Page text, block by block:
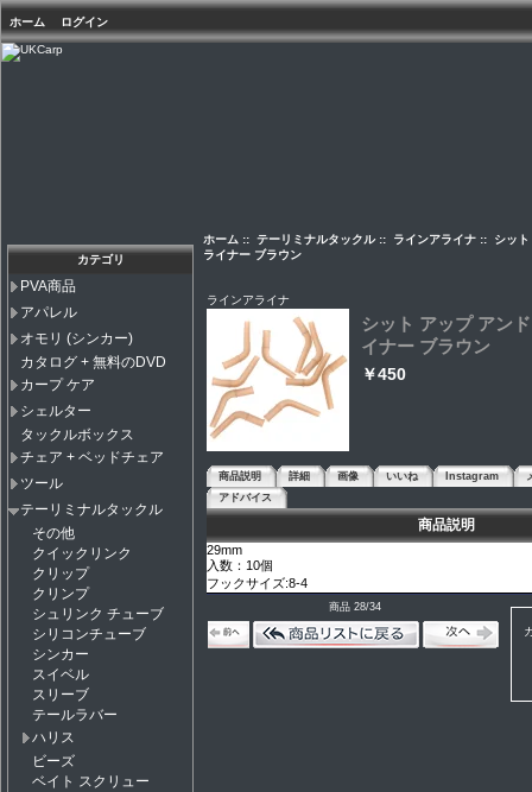
ホーム ログイン
カテゴリ
PVA商品
アパレル
オモリ (シンカー)
カタログ + 無料のDVD
カープ ケア
シェルター
タックルボックス
チェア + ベッドチェア
ツール
テーリミナルタックル
その他
クイックリンク
クリップ
クリンプ
シュリンク チューブ
シリコンチューブ
シンカー
スイベル
スリーブ
テールラバー
ハリス
ビーズ
ベイト スクリュー
ホーム :: テーリミナルタックル:: ラインアライナ:: シット
ライナー ブラウン
ラインアライナ
シット アップ アン
イナー ブラウン
￥450
商品説明 詳細 画像 いいね Instagram
アドバイス
商品説明
29mm
入数：10個
フックサイズ:8-4
商品 28/34